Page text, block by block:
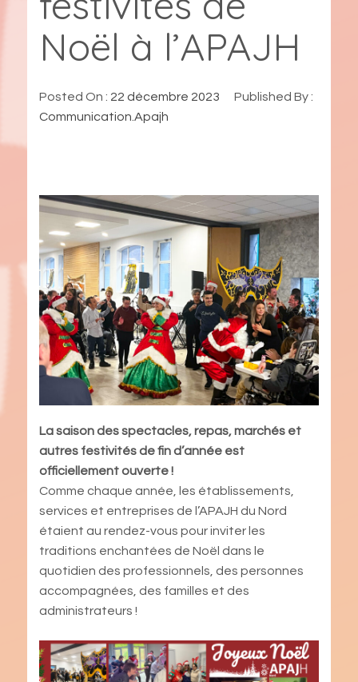
Noël à l’APAJH
Posted On : 22 décembre 2023
Published By :
Communication.Apajh
La saison des spectacles, repas, marchés et
autres festivités de fin d’année est
officiellement ouverte !
Comme chaque année, les établissements,
services et entreprises de l’APAJH du Nord
étaient au rendez-vous pour inviter les
traditions enchantées de Noël dans le
quotidien des professionnels, des personnes
accompagnées, des familles et des
administrateurs !